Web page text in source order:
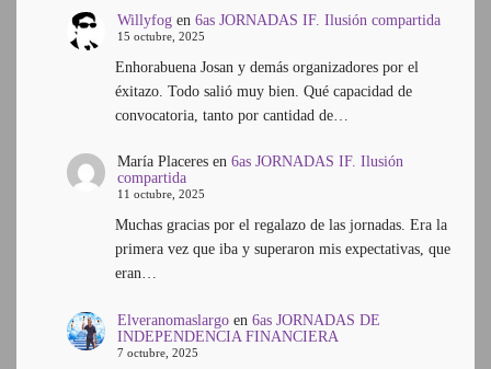
Willyfogen 6as JORNADAS IF. Ilusión compartida
15 octubre, 2025
Enhorabuena Josan y demás organizadores por el
éxitazo. Todo salió muy bien. Qué capacidad de
convocatoria, tanto por cantidad de…
María Placeresen 6as JORNADAS IF. Ilusión
compartida
11 octubre, 2025
Muchas gracias por el regalazo de las jornadas. Era la
primera vez que iba y superaron mis expectativas, que
eran…
Elveranomaslargoen 6as JORNADAS DE
INDEPENDENCIA FINANCIERA
7 octubre, 2025